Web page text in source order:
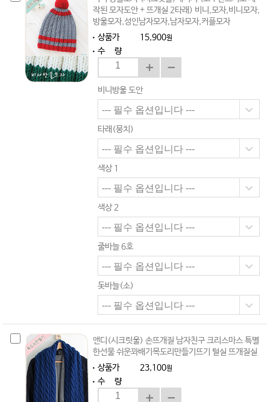
작된 모자도안 + 뜨개실 2타래) 비니,모자,비니모자,
방울모자,성인남자모자,남자모자,커플모자
상품가
15,900원
수 량
비니방울 도안
타래(뭉치)
색상 1
색상 2
줄바늘 6호
돗바늘(소)
앤디(시크릿울) 손뜨개질 남자친구 크리스마스 특별
한선물 쉬운꽈배기목도리만들기뜨기 털실 뜨개질실
상품가
23,100원
수 량